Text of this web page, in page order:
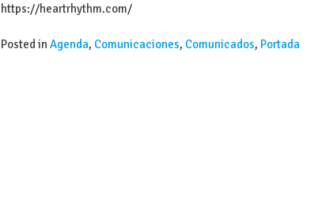
https://heartrhythm.com/
Posted inAgenda, Comunicaciones, Comunicados, Portada